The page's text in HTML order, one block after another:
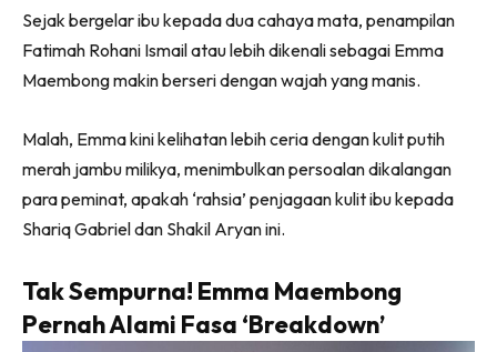
(Twitter)
Sejak bergelar ibu kepada dua cahaya mata, penampilan
Fatimah Rohani Ismail atau lebih dikenali sebagai Emma
Maembong makin berseri dengan wajah yang manis.
Malah, Emma kini kelihatan lebih ceria dengan kulit putih
merah jambu milikya, menimbulkan persoalan dikalangan
para peminat, apakah ‘rahsia’ penjagaan kulit ibu kepada
Shariq Gabriel dan Shakil Aryan ini.
Tak Sempurna! Emma Maembong
Pernah Alami Fasa ‘Breakdown’